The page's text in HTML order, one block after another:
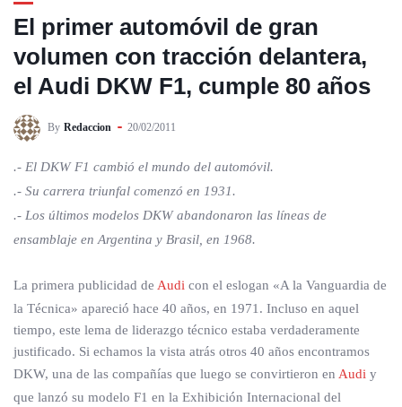
El primer automóvil de gran
volumen con tracción delantera,
el Audi DKW F1, cumple 80 años
By Redaccion 20/02/2011
.- El DKW F1 cambió el mundo del automóvil.
.- Su carrera triunfal comenzó en 1931.
.- Los últimos modelos DKW abandonaron las líneas de
ensamblaje en Argentina y Brasil, en 1968.
La primera publicidad de Audi con el eslogan «A la Vanguardia de
la Técnica» apareció hace 40 años, en 1971. Incluso en aquel
tiempo, este lema de liderazgo técnico estaba verdaderamente
justificado. Si echamos la vista atrás otros 40 años encontramos
DKW, una de las compañías que luego se convirtieron en Audi y
que lanzó su modelo F1 en la Exhibición Internacional del